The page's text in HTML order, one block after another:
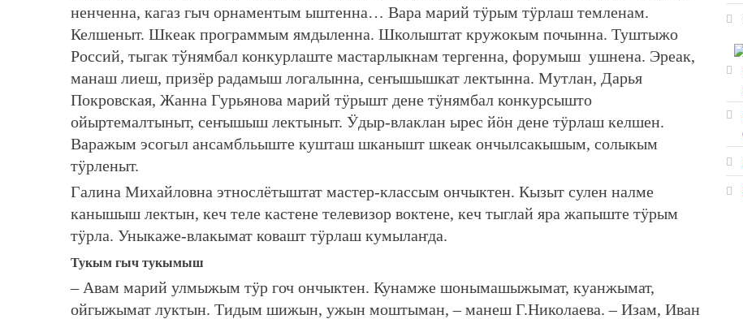
ненченна, кагаз гыч орнаментым ыштенна… Вара марий тӱрым тӱрлаш темленам.
Келшеныт. Шкеак программым ямдыленна. Школыштат кружокым почынна. Туштыжо
Россий, тыгак тўнямбал конкурлаште мастарлыкнам тергенна, форумыш ушнена. Эреак,
манаш лиеш, призёр радамыш логалынна, сеҥышышкат лектынна. Мутлан, Дарья
Покровская, Жанна Гурьянова марий тӱрышт дене тӱнямбал конкурсышто
ойыртемалтыныт, сеҥышыш лектыныт. Ӱдыр-влаклан ырес йӧн дене тӱрлаш келшен.
Варажым эсогыл ансамбльыште кушташ шканышт шкеак ончылсакышым, солыкым
тӱрленыт.
Галина Михайловна этнослётыштат мастер-классым ончыктен. Кызыт сулен налме
канышыш лектын, кеч теле кастене телевизор воктене, кеч тыглай яра жапыште тӱрым
тӱрла. Уныкаже-влакымат ковашт тӱрлаш кумылаҥда.
Тукым гыч тукымыш
– Авам марий улмыжым тӱр гоч ончыктен. Кунамже шонымашыжымат, куанжымат,
ойгыжымат луктын. Тидым шижын, ужын моштыман, – манеш Г.Николаева. – Изам, Иван